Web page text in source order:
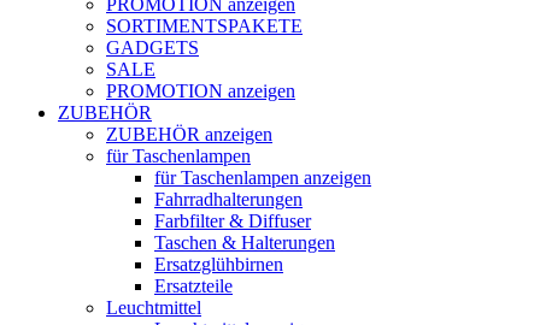
PROMOTION anzeigen
SORTIMENTSPAKETE
GADGETS
SALE
PROMOTION anzeigen
ZUBEHÖR
ZUBEHÖR anzeigen
für Taschenlampen
für Taschenlampen anzeigen
Fahrradhalterungen
Farbfilter & Diffuser
Taschen & Halterungen
Ersatzglühbirnen
Ersatzteile
Leuchtmittel